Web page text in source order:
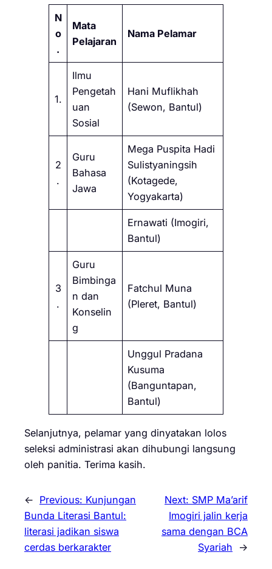
N
o
.
Mata
Pelajaran
Nama Pelamar
1.
Ilmu
Pengetah
uan
Sosial
Hani Muflikhah
(Sewon, Bantul)
2
.
Guru
Bahasa
Jawa
Mega Puspita Hadi
Sulistyaningsih
(Kotagede,
Yogyakarta)
Ernawati (Imogiri,
Bantul)
3
.
Guru
Bimbinga
n dan
Konselin
g
Fatchul Muna
(Pleret, Bantul)
Unggul Pradana
Kusuma
(Banguntapan,
Bantul)
Selanjutnya, pelamar yang dinyatakan lolos
seleksi administrasi akan dihubungi langsung
oleh panitia. Terima kasih.
← Previous: Kunjungan
Bunda Literasi Bantul:
literasi jadikan siswa
cerdas berkarakter
Next: SMP Ma’arif
Imogiri jalin kerja
sama dengan BCA
Syariah
→